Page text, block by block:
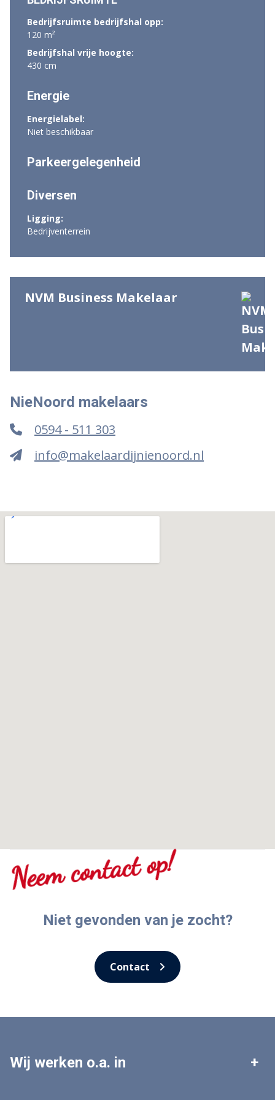
Bedrijfsruimte bedrijfshal opp:
120 m²
Bedrijfshal vrije hoogte:
430 cm
Energie
Energielabel:
Niet beschikbaar
Parkeergelegenheid
Diversen
Ligging:
Bedrijventerrein
NVM Business Makelaar
NieNoord makelaars
0594 - 511 303
info@makelaardijnienoord.nl
Niet gevonden van je zocht?
Neem contact op!
Contact
Wij werken o.a. in